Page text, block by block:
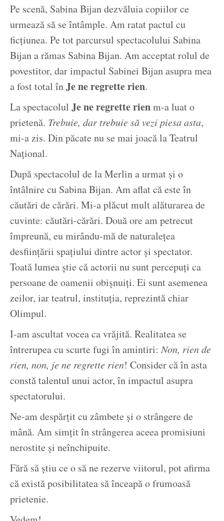
Pe scenă, Sabina Bijan dezvăluia copiilor ce
urmează să se întâmple. Am ratat pactul cu
ficțiunea. Pe tot parcursul spectacolului Sabina
Bijan a rămas Sabina Bijan. Am acceptat rolul de
povestitor, dar impactul Sabinei Bijan asupra mea
a fost total înJe ne regrette rien.
La spectacolul Je ne regrette rienm-a luat o
prietenă. Trebuie, dar trebuie să vezi piesa asta,
mi-a zis. Din păcate nu se mai joacă la Teatrul
Național.
După spectacolul de la Merlin a urmat și o
întâlnire cu Sabina Bijan. Am aflat că este în
căutări de cărări. Mi-a plăcut mult alăturarea de
cuvinte: căutări-cărări. Două ore am petrecut
împreună, eu mirându-mă de naturalețea
desființării spațiului dintre actor și spectator.
Toată lumea știe că actorii nu sunt percepuți ca
persoane de oamenii obișnuiți. Ei sunt asemenea
zeilor, iar teatrul, instituția, reprezintă chiar
Olimpul.
I-am ascultat vocea ca vrăjită. Realitatea se
întrerupea cu scurte fugi în amintiri:Non, rien de
rien, non, je ne regrette rien! Consider că în asta
constă talentul unui actor, în impactul asupra
spectatorului.
Ne-am despărțit cu zâmbete și o strângere de
mână. Am simțit în strângerea aceea promisiuni
nerostite și neînchipuite.
Fără să știu ce o să ne rezerve viitorul, pot afirma
că există posibilitatea să înceapă o frumoasă
prietenie.